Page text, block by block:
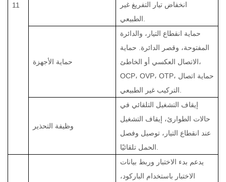
11
انخفاض تيار التفريغ غير
الطبيعي.
حماية الأجهزة
حماية انقطاع التيار، والدائرة
المفتوحة، وقصر الدائرة. حماية
الاتصال العكسي أو الخاطئ،
OCP، OVP، OTP، حماية اتصال
التركيب غير الطبيعي.
وظيفة التحذير
إيقاف التشغيل التلقائي في
حالات الطوارئ، إيقاف التشغيل
عند انقطاع التيار، توصيل وفصل
الحمل تلقائيًا.
يدعم بدء الاختبار وربط بيانات
الاختبار باستخدام الباركود،